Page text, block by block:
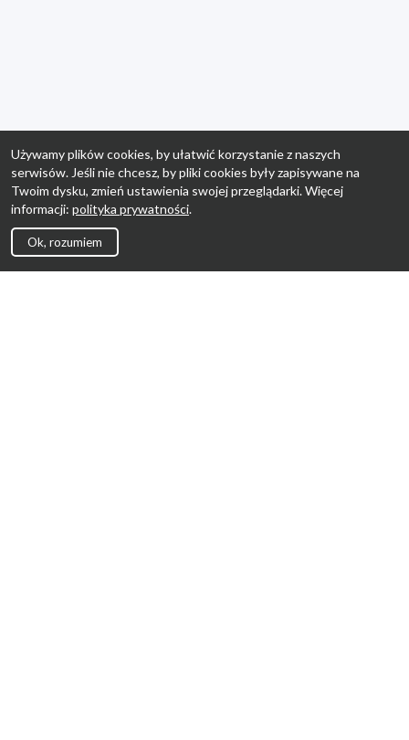
Używamy plików cookies, by ułatwić korzystanie z naszych
serwisów. Jeśli nie chcesz, by pliki cookies były zapisywane na
Twoim dysku, zmień ustawienia swojej przeglądarki. Więcej
informacji: polityka prywatności.
Ok, rozumiem